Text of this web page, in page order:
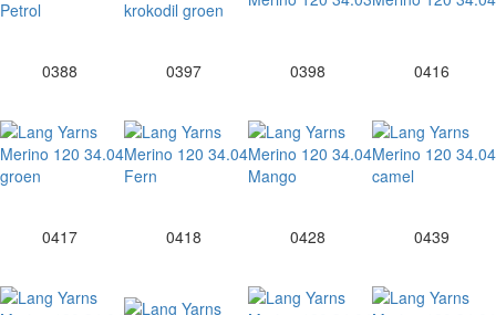
0388 0397 0398 0416
0417 0418 0428 0439